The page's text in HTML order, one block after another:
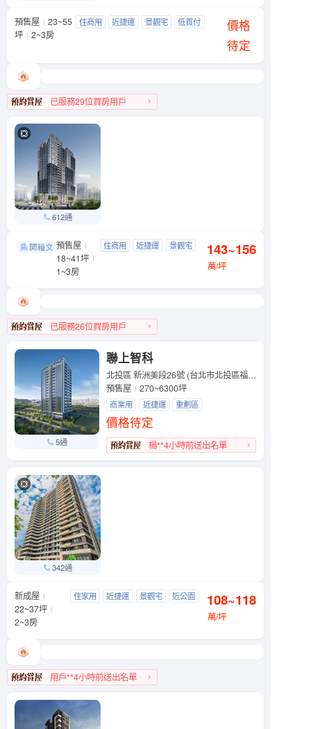
天光之埕
大同區 西寧北路與南京西路239巷口
預售屋
23~55
坪
2~3房
住商用 近捷運 景觀宅 低首付
價格
待定
已服務29位買房用戶
612通
吉祥．如藝信義區 基隆路一段89號
預售屋
18~41坪
1~3房
住商用 近捷運
景觀宅
143~156
萬/坪
已服務26位買房用戶
5通
聯上智科
北投區 新洲美段26號 (台北市北投區福國路)
預售屋
270~6300坪
商業用 近捷運 重劃區
價格待定
楊**4小時前送出名單
342通
信義富境
文山區 萬芳路8號
新成屋
22~37坪
2~3房
住家用 近捷運 景觀宅 近公園 108~118
萬/坪
用戶**4小時前送出名單